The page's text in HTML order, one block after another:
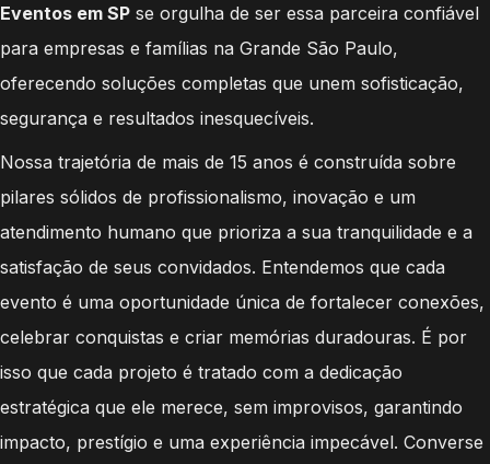
Eventos em SP se orgulha de ser essa parceira confiável
para empresas e famílias na Grande São Paulo,
oferecendo soluções completas que unem sofisticação,
segurança e resultados inesquecíveis.
Nossa trajetória de mais de 15 anos é construída sobre
pilares sólidos de profissionalismo, inovação e um
atendimento humano que prioriza a sua tranquilidade e a
satisfação de seus convidados. Entendemos que cada
evento é uma oportunidade única de fortalecer conexões,
celebrar conquistas e criar memórias duradouras. É por
isso que cada projeto é tratado com a dedicação
estratégica que ele merece, sem improvisos, garantindo
impacto, prestígio e uma experiência impecável. Converse